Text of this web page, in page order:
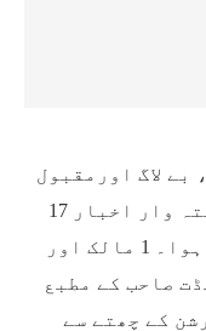
بے لاگ اورمقبول
عام اخبارتھا۔ لکھنؤ سے یہ ہفتہ وار اخبار 17
نومبر 1856مطابق 1273ھ کوجاری ہوا۔ 1 مالک اور
صاحب کے مطبع
کے چھتے سے